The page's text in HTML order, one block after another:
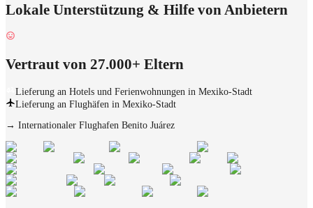
Lokale Unterstützung & Hilfe von Anbietern
Vertraut von 27.000+ Eltern
Lieferung an Hotels und Ferienwohnungen in Mexiko-Stadt
Lieferung an Flughäfen in Mexiko-Stadt
→ Internationaler Flughafen Benito Juárez